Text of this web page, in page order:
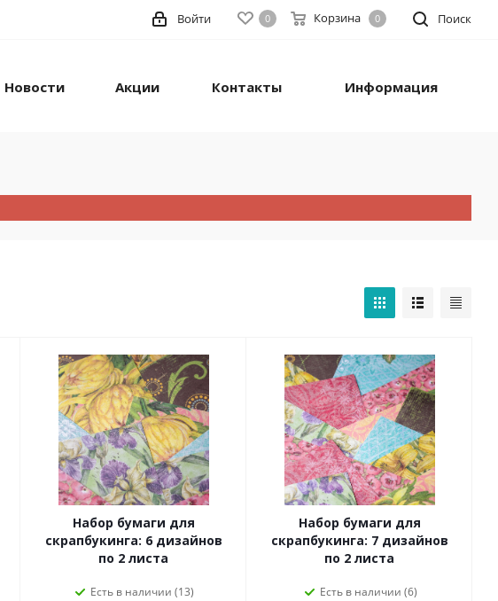
Поиск
0 Корзина 0
Войти
Новости Акции Контакты Информация
Набор бумаги для
скрапбукинга: 6 дизайнов
по 2 листа
Есть в наличии (13)
Набор бумаги для
скрапбукинга: 7 дизайнов
по 2 листа
Есть в наличии (6)